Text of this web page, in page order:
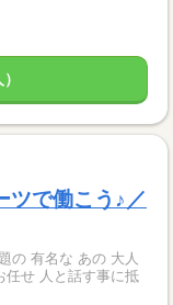
ツで働こう♪／
の 有名な あの 大人
任せ 人と話す事に抵